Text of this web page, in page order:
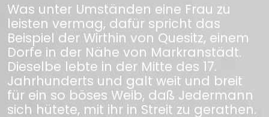
Was unter Umständen eine Frau zu
leisten vermag, dafür spricht das
Beispiel der Wirthin von Quesitz, einem
Dorfe in der Nähe von Markranstädt.
Dieselbe lebte in der Mitte des 17.
Jahrhunderts und galt weit und breit
für ein so böses Weib, daß Jedermann
sich hütete, mit ihr in Streit zu gerathen.